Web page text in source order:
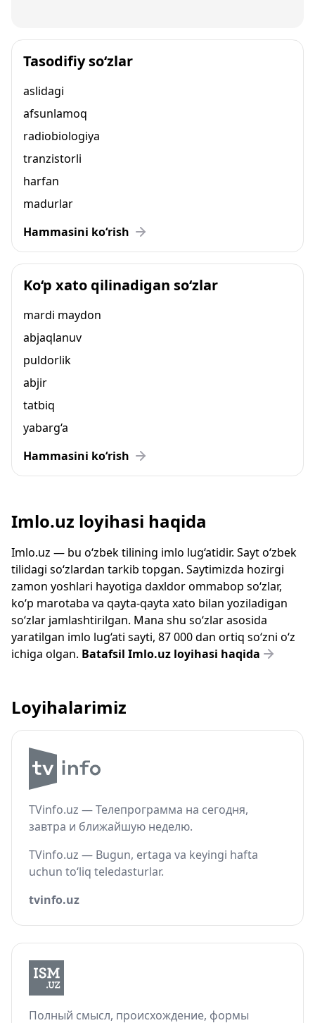
Tasodifiy so‘zlar
aslidagi
afsunlamoq
radiobiologiya
tranzistorli
harfan
madurlar
Hammasini ko‘rish
Ko‘p xato qilinadigan so‘zlar
mardi maydon
abjaqlanuv
puldorlik
abjir
tatbiq
yabarg‘a
Hammasini ko‘rish
Imlo.uz loyihasi haqida
Imlo.uz — bu o‘zbek tilining imlo lug‘atidir. Sayt o‘zbek
tilidagi so‘zlardan tarkib topgan. Saytimizda hozirgi
zamon yoshlari hayotiga daxldor ommabop so‘zlar,
ko‘p marotaba va qayta-qayta xato bilan yoziladigan
so‘zlar jamlashtirilgan. Mana shu so‘zlar asosida
yaratilgan imlo lug‘ati sayti, 87 000 dan ortiq so‘zni o‘z
ichiga olgan. Batafsil Imlo.uz loyihasi haqida
Loyihalarimiz
TVinfo.uz — Телепрограмма на сегодня,
завтра и ближайшую неделю.
TVinfo.uz — Bugun, ertaga va keyingi hafta
uchun to‘liq teledasturlar.
tvinfo.uz
Полный смысл, происхождение, формы